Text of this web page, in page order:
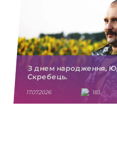
З днем народження,
Скребець.
17.07.2026 183